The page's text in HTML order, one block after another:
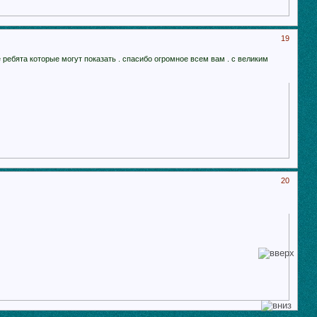
19
которые могут показать . спасибо огромное всем вам . с великим
20